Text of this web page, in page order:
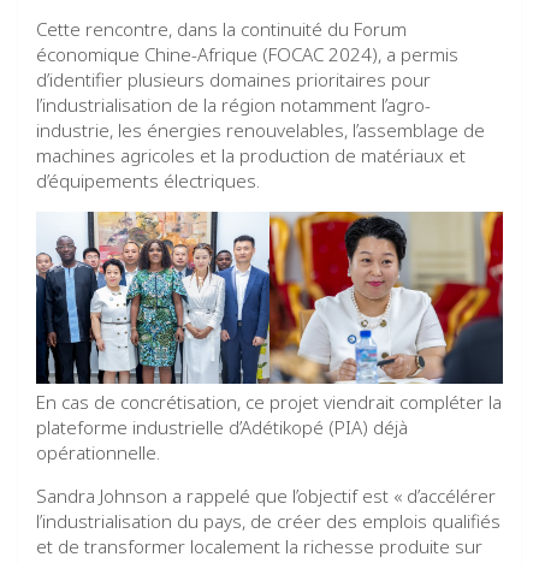
Cette rencontre, dans la continuité du Forum
économique Chine-Afrique (FOCAC 2024), a permis
d’identifier plusieurs domaines prioritaires pour
l’industrialisation de la région notamment l’agro-
industrie, les énergies renouvelables, l’assemblage de
machines agricoles et la production de matériaux et
d’équipements électriques.
En cas de concrétisation, ce projet viendrait compléter la
plateforme industrielle d’Adétikopé (PIA) déjà
opérationnelle.
Sandra Johnson a rappelé que l’objectif est « d’accélérer
l’industrialisation du pays, de créer des emplois qualifiés
et de transformer localement la richesse produite sur